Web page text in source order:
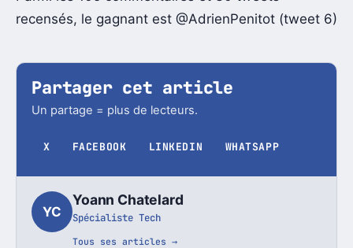
recensés, le gagnant est @AdrienPenitot (tweet 6)
Partager cet article
Un partage = plus de lecteurs.
X FACEBOOK LINKEDIN WHATSAPP
YC
Yoann Chatelard
Spécialiste Tech
Tous ses articles →